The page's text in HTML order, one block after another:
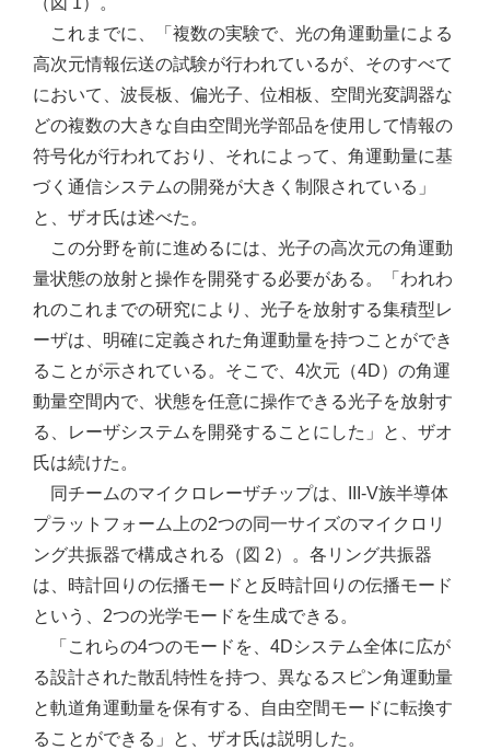
これまでに、「複数の実験で、光の角運動量による
高次元情報伝送の試験が行われているが、そのすべて
において、波長板、偏光子、位相板、空間光変調器な
どの複数の大きな自由空間光学部品を使用して情報の
符号化が行われており、それによって、角運動量に基
づく通信システムの開発が大きく制限されている」
と、ザオ氏は述べた。
この分野を前に進めるには、光子の高次元の角運動
量状態の放射と操作を開発する必要がある。「われわ
れのこれまでの研究により、光子を放射する集積型レ
ーザは、明確に定義された角運動量を持つことができ
ることが示されている。そこで、4次元（4D）の角運
動量空間内で、状態を任意に操作できる光子を放射す
る、レーザシステムを開発することにした」と、ザオ
氏は続けた。
同チームのマイクロレーザチップは、III-V族半導体
プラットフォーム上の2つの同一サイズのマイクロリ
ング共振器で構成される（図 2）。各リング共振器
は、時計回りの伝播モードと反時計回りの伝播モード
という、2つの光学モードを生成できる。
「これらの4つのモードを、4Dシステム全体に広が
る設計された散乱特性を持つ、異なるスピン角運動量
と軌道角運動量を保有する、自由空間モードに転換す
ることができる」と、ザオ氏は説明した。